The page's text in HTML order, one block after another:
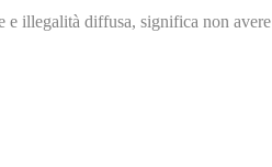
e illegalità diffusa, significa non avere